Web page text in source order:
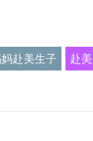
赴美生子 赴